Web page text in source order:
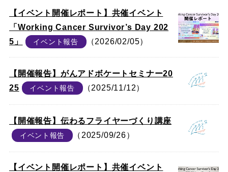
【イベント開催レポート】共催イベント
「Working Cancer Survivor’s Day 202
5」
イベント報告 （2026/02/05）
【開催報告】がんアドボケートセミナー20
25
イベント報告 （2025/11/12）
【開催報告】伝わるフライヤーづくり講座
イベント報告 （2025/09/26）
【イベント開催レポート】共催イベント